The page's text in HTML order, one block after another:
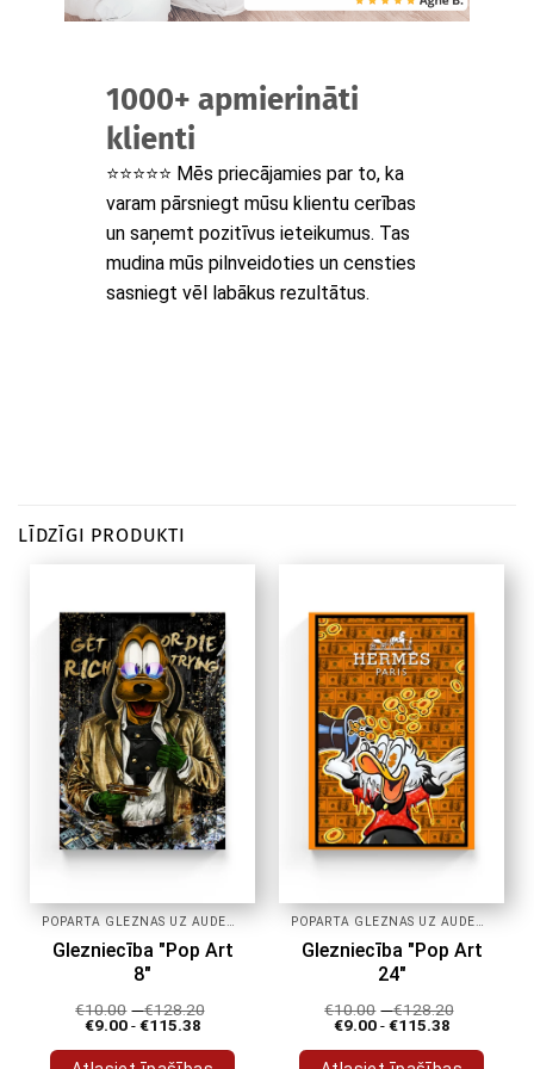
1000+ apmierināti
klienti
⭐⭐⭐⭐⭐ Mēs priecājamies par to, ka
varam pārsniegt mūsu klientu cerības
un saņemt pozitīvus ieteikumus. Tas
mudina mūs pilnveidoties un censties
sasniegt vēl labākus rezultātus.
LĪDZĪGI PRODUKTI
Glezniecība "Pop Art
8"
€10.00 -€128.20
€9.00-€115.38
Glezniecība "Pop Art
24"
€10.00 -€128.20
€9.00-€115.38